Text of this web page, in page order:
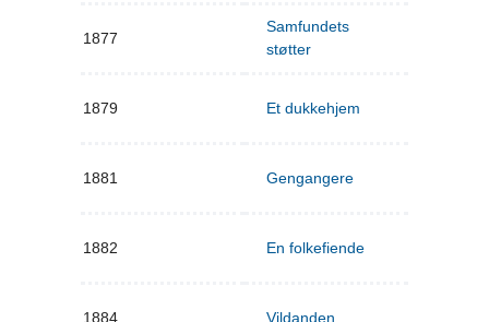
1877
Samfundets
støtter
1879 Et dukkehjem
1881 Gengangere
1882 En folkefiende
1884 Vildanden